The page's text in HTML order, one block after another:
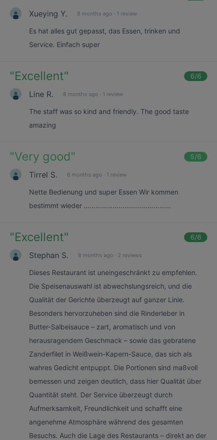
Xueying Y. 8 months ago · 1 review
Es hat alles gut gepasst, das Essen, trinken und
Service. Einfach super
"Excellent" 6/6
Line R. 8 months ago · 1 review
The staff was so kind and friendly. The good taste
amazing
"Very good" 5/6
Tirrel S. 8 months ago · 1 review
Nette Bedienung und super Essen Wir kommen
bestimmt wieder ………………………………………
"Excellent" 6/6
Stephan S. 8 months ago · 2 reviews
Dieses Restaurant ist uneingeschränkt zu empfehlen.
Die Speisenauswahl ist abwechslungsreich, und die
Qualität der Gerichte überzeugt auf ganzer Linie.
Besonders hervorzuheben sind die Rinderleber in
Butter-Salbeisauce – zart, aromatisch und von
herausragendem Geschmack – sowie das gebratene
Zanderfilet in Weißwein-Kapern-Sauce, das sich als
wahres Gedicht entpuppt. Die Portionen sind maßvoll
bemessen und zeigen deutlich, dass hier Qualität über
Quantität steht. Der Service überzeugt durch
Aufmerksamkeit, Freundlichkeit und schafft eine
angenehme Atmosphäre während des gesamten
Besuchs. Auch die Lage des Restaurants – direkt an der